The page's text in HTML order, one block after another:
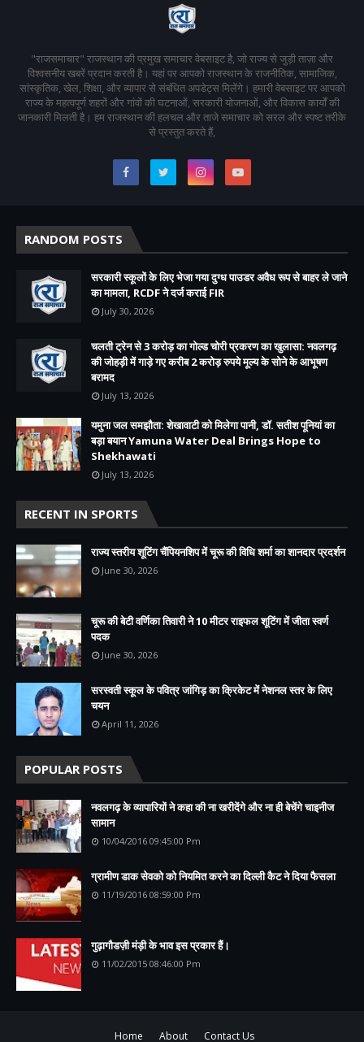
"राजसमाचार" राजस्थान की प्रमुख समाचार वेबसाइट है, जो राज्य से जुड़ी ताज़ा और
विश्वसनीय खबरें प्रदान करती है। यहां पर आपको राजस्थान के राजनीतिक, सामाजिक,
सांस्कृतिक, खेल, शिक्षा, और व्यापार से संबंधित अपडेट्स मिलेंगे। हमारी वेबसाइट पर आपको
राज्य के महत्वपूर्ण शहरों और गांवों की घटनाओं, सरकारी योजनाओं, और विकास कार्यों की
जानकारी मिलती है। हम राजस्थान की हलचल और ताजे समाचार को सरल और स्पष्ट तरीके
से प्रस्तुत करते हैं,
RANDOM POSTS
सरकारी स्कूलों के लिए भेजा गया दुग्ध पाउडर अवैध रूप से बाहर ले जाने
का मामला, RCDF ने दर्ज कराई FIR
July 30, 2026
चलती ट्रेन से 3 करोड़ का गोल्ड चोरी प्रकरण का खुलासा: नवलगढ़
की जोहड़ी में गाड़े गए करीब 2 करोड़ रुपये मूल्य के सोने के आभूषण
बरामद
July 13, 2026
यमुना जल समझौता: शेखावाटी को मिलेगा पानी, डॉ. सतीश पूनियां का
बड़ा बयान Yamuna Water Deal Brings Hope to
Shekhawati
July 13, 2026
RECENT IN SPORTS
राज्य स्तरीय शूटिंग चैंपियनशिप में चूरू की विधि शर्मा का शानदार प्रदर्शन
June 30, 2026
चूरू की बेटी वर्णिका तिवारी ने 10 मीटर राइफल शूटिंग में जीता स्वर्ण
पदक
June 30, 2026
सरस्वती स्कूल के पवित्र जांगिड़ का क्रिकेट में नेशनल स्तर के लिए
चयन
April 11, 2026
POPULAR POSTS
नवलगढ़ के व्यापारियों ने कहा की ना खरीदेंगे और ना ही बेचेंगे चाइनीज
सामान
10/04/2016 09:45:00 Pm
ग्रामीण डाक सेवको को नियमित करने का दिल्ली कैट ने दिया फैसला
11/19/2016 08:59:00 Pm
गुढ़ागौडज़ी मंड़ी के भाव इस प्रकार हैं।
11/02/2015 08:46:00 Pm
Home About Contact Us